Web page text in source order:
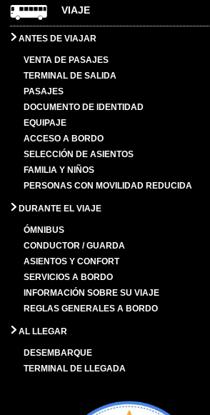
VIAJE
ANTES DE VIAJAR
VENTA DE PASAJES
TERMINAL DE SALIDA
PASAJES
DOCUMENTO DE IDENTIDAD
EQUIPAJE
ACCESO A BORDO
SELECCIÓN DE ASIENTOS
FAMILIA Y NIÑOS
PERSONAS CON MOVILIDAD REDUCIDA
DURANTE EL VIAJE
ÓMNIBUS
CONDUCTOR / GUARDA
ASIENTOS Y CONFORT
SERVICIOS A BORDO
INFORMACIÓN SOBRE SU VIAJE
REGLAS GENERALES A BORDO
AL LLEGAR
DESEMBARQUE
TERMINAL DE LLEGADA